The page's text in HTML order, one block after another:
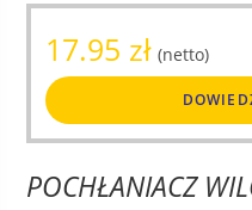
17.95 zł (netto)
POCHŁANIACZ